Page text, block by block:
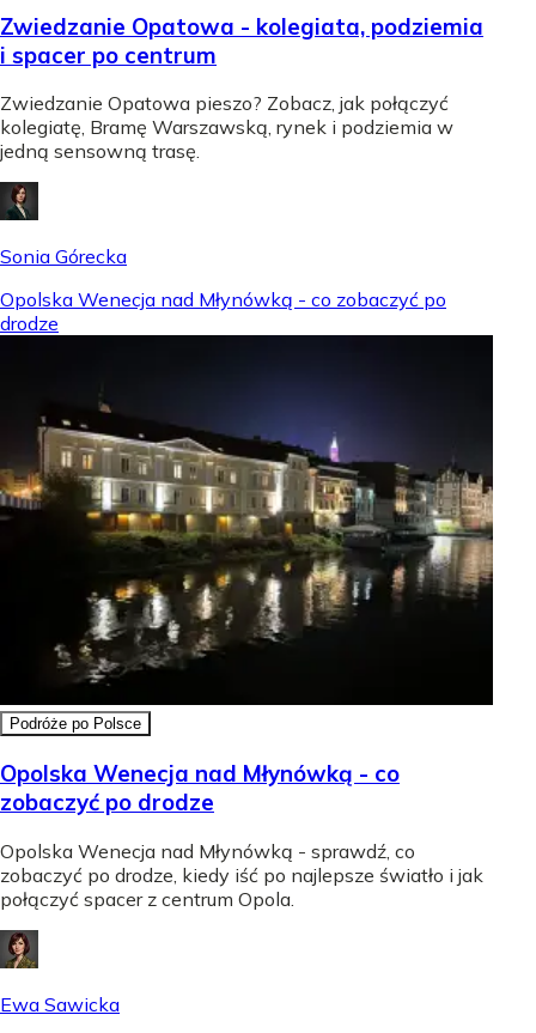
Zwiedzanie Opatowa - kolegiata, podziemia
i spacer po centrum
Zwiedzanie Opatowa pieszo? Zobacz, jak połączyć
kolegiatę, Bramę Warszawską, rynek i podziemia w
jedną sensowną trasę.
Sonia Górecka
Opolska Wenecja nad Młynówką - co zobaczyć po
drodze
Podróże po Polsce
Opolska Wenecja nad Młynówką - co
zobaczyć po drodze
Opolska Wenecja nad Młynówką - sprawdź, co
zobaczyć po drodze, kiedy iść po najlepsze światło i jak
połączyć spacer z centrum Opola.
Ewa Sawicka